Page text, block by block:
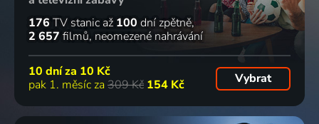
176 TV stanic až 100 dní zpětně
2 657 filmů neomezené nahrávání
10 dní za 10 Kč
pak 1. měsíc za 309 Kč 154 Kč Vybrat